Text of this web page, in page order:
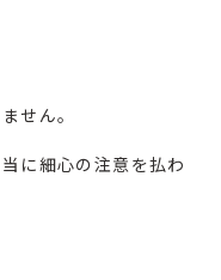
せん。
に細心の注意を払わ